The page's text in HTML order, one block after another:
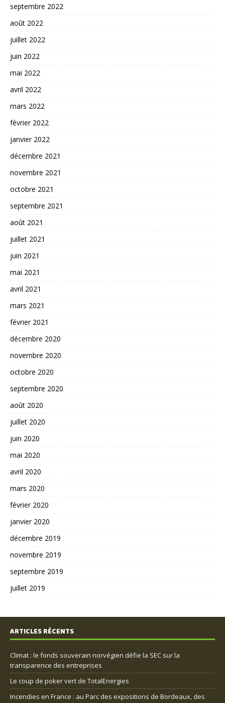
septembre 2022
août 2022
juillet 2022
juin 2022
mai 2022
avril 2022
mars 2022
février 2022
janvier 2022
décembre 2021
novembre 2021
octobre 2021
septembre 2021
août 2021
juillet 2021
juin 2021
mai 2021
avril 2021
mars 2021
février 2021
décembre 2020
novembre 2020
octobre 2020
septembre 2020
août 2020
juillet 2020
juin 2020
mai 2020
avril 2020
mars 2020
février 2020
janvier 2020
décembre 2019
novembre 2019
septembre 2019
juillet 2019
ARTICLES RÉCENTS
Climat : le fonds souverain norvégien défie la SEC sur la
transparence des entreprises
Le coup de poker vert de TotalEnergies
Incendies en France : au Parc des expositions de Bordeaux, des